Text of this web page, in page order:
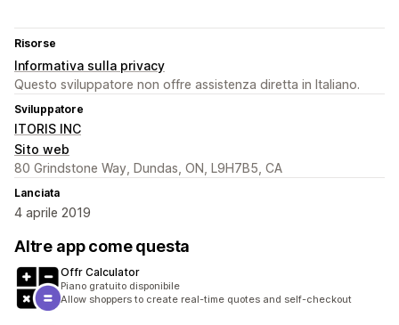
Risorse
Informativa sulla privacy
Questo sviluppatore non offre assistenza diretta in Italiano.
Sviluppatore
ITORIS INC
Sito web
80 Grindstone Way, Dundas, ON, L9H7B5, CA
Lanciata
4 aprile 2019
Altre app come questa
Offr Calculator
Piano gratuito disponibile
Allow shoppers to create real-time quotes and self-checkout